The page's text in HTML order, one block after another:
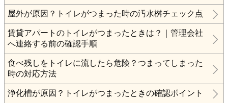
屋外が原因？トイレがつまった時の汚水桝チェック点
賃貸アパートのトイレがつまったときは？｜管理会社
へ連絡する前の確認手順
食べ残しをトイレに流したら危険？つまってしまった
時の対応方法
浄化槽が原因？トイレがつまったときの確認ポイント